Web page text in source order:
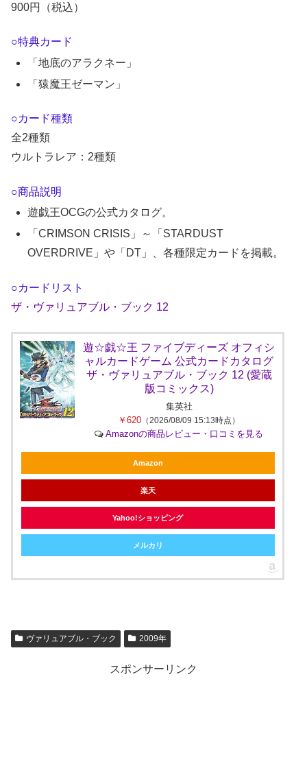
900円（税込）
○特典カード
「地底のアラクネー」
「猿魔王ゼーマン」
○カード種類
全2種類
ウルトラレア：2種類
○商品説明
遊戯王OCGの公式カタログ。
「CRIMSON CRISIS」～「STARDUST
OVERDRIVE」や「DT」、各種限定カードを掲載。
○カードリスト
ザ・ヴァリュアブル・ブック 12
遊☆戯☆王 ファイブディーズ オフィシ
ャルカードゲーム 公式カードカタログ
ザ・ヴァリュアブル・ブック 12 (愛蔵
版コミックス)
集英社
￥620 （2026/08/09 15:13時点）
Amazonの商品レビュー・口コミを見る
Amazon
楽天
Yahoo!ショッピング
メルカリ
ヴァリュアブル・ブック 2009年
スポンサーリンク